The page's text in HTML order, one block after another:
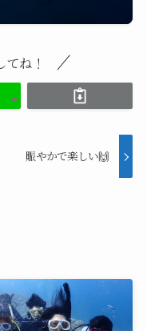
ね！
賑やかで楽しい🙌